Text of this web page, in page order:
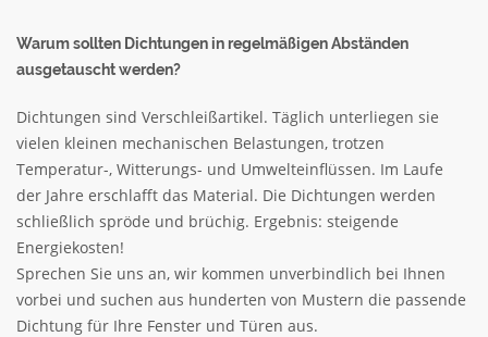
Warum sollten Dichtungen in regelmäßigen Abständen
ausgetauscht werden?
Dichtungen sind Verschleißartikel. Täglich unterliegen sie
vielen kleinen mechanischen Belastungen, trotzen
Temperatur-, Witterungs- und Umwelteinflüssen. Im Laufe
der Jahre erschlafft das Material. Die Dichtungen werden
schließlich spröde und brüchig. Ergebnis: steigende
Energiekosten!
Sprechen Sie uns an, wir kommen unverbindlich bei Ihnen
vorbei und suchen aus hunderten von Mustern die passende
Dichtung für Ihre Fenster und Türen aus.